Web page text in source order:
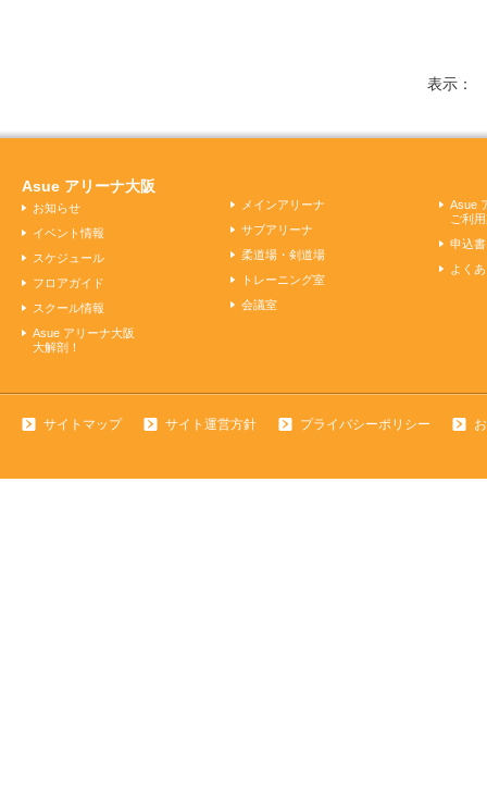
表示：
Asue アリーナ大阪
お知らせ
イベント情報
スケジュール
フロアガイド
スクール情報
Asue アリーナ大阪
大解剖！
メインアリーナ
サブアリーナ
柔道場・剣道場
トレーニング室
会議室
Asue
ご利
申込
よく
サイトマップ サイト運営方針 プライバシーポリシー